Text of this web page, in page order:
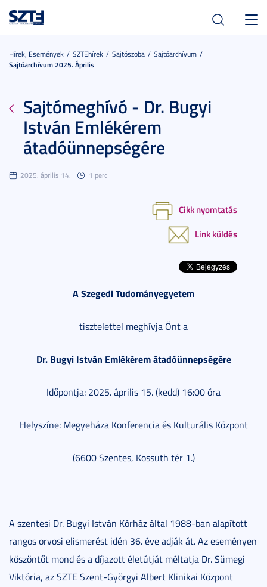
Hírek, Események SZTEhírek Sajtószoba
Sajtóarchívum
Sajtóarchívum 2025. Április
Sajtómeghívó - Dr. Bugyi
István Emlékérem
átadóünnepségére
2025. április 14. 1 perc
Cikk nyomtatás
Link küldés
A Szegedi Tudományegyetem
tisztelettel meghívja Önt a
Dr. Bugyi István Emlékérem átadóünnepségére
Időpontja: 2025. április 15. (kedd) 16:00 óra
Helyszíne: Megyeháza Konferencia és Kulturális Központ
(6600 Szentes, Kossuth tér 1.)
A szentesi Dr. Bugyi István Kórház által 1988-ban alapított
rangos orvosi elismerést idén 36. éve adják át. Az eseményen
köszöntőt mond és a díjazott életútját méltatja Dr. Sümegi
Viktória, az SZTE Szent-Györgyi Albert Klinikai Központ